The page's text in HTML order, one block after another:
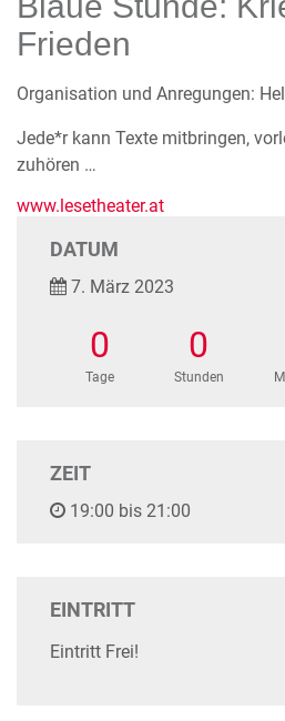
Frieden
Organisation und Anregungen:
Jede*r kann Texte mitbringen,
zuhören …
www.lesetheater.at
DATUM
7. März 2023
0
Tage
0
Stunden
ZEIT
19:00 bis 21:00
EINTRITT
Eintritt Frei!